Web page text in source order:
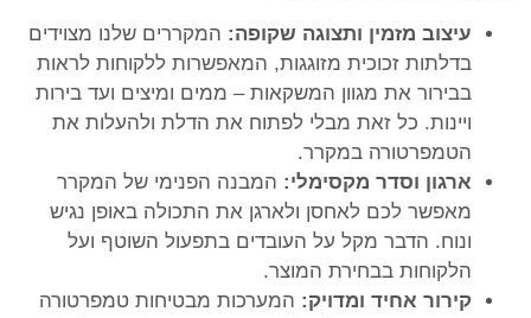
עיצוב מזמין ותצוגה שקופה: המקררים שלנו מצוידים
בדלתות זכוכית מזוגגות, המאפשרות ללקוחות לראות
בבירור את מגוון המשקאות – ממים ומיצים ועד בירות
ויינות. כל זאת מבלי לפתוח את הדלת ולהעלות את
הטמפרטורה במקרר.
ארגון וסדר מקסימלי: המבנה הפנימי של המקרר
מאפשר לכם לאחסן ולארגן את התכולה באופן נגיש
ונוח. הדבר מקל על העובדים בתפעול השוטף ועל
הלקוחות בבחירת המוצר.
קירור אחיד ומדויק: המערכות מבטיחות טמפרטורה